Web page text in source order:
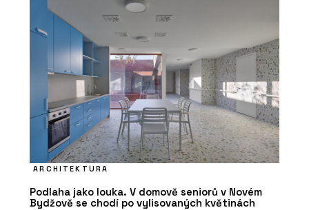
ARCHITEKTURA
Podlaha jako louka. V domově seniorů v Novém
Bydžově se chodí po vylisovaných květinách